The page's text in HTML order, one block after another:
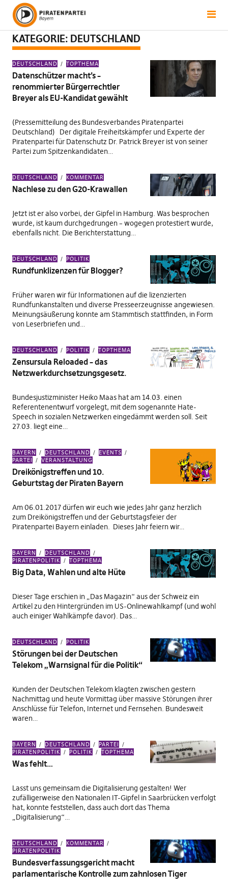
KATEGORIE: DEUTSCHLAND
DEUTSCHLAND TOPTHEMA
Datenschützer macht’s –
renommierter Bürgerrechtler
Breyer als EU-Kandidat gewählt
(Pressemitteilung des Bundesverbandes Piratenpartei
Deutschland) Der digitale Freiheitskämpfer und Experte der
Piratenpartei für Datenschutz Dr. Patrick Breyer ist von seiner
Partei zum Spitzenkandidaten…
DEUTSCHLAND KOMMENTAR
Nachlese zu den G20-Krawallen
Jetzt ist er also vorbei, der Gipfel in Hamburg. Was besprochen
wurde, ist kaum durchgedrungen – wogegen protestiert wurde,
ebenfalls nicht. Die Berichterstattung…
DEUTSCHLAND POLITIK
Rundfunklizenzen für Blogger?
Früher waren wir für Informationen auf die lizenzierten
Rundfunkanstalten und diverse Presseerzeugnisse angewiesen.
Meinungsäußerung konnte am Stammtisch stattfinden, in Form
von Leserbriefen und…
DEUTSCHLAND POLITIK TOPTHEMA
Zensursula Reloaded – das
Netzwerkdurchsetzungsgesetz.
Bundesjustizminister Heiko Maas hat am 14.03. einen
Referentenentwurf vorgelegt, mit dem sogenannte Hate-
Speech in sozialen Netzwerken eingedämmt werden soll. Seit
27.03. liegt eine…
BAYERN DEUTSCHLAND
EVENTS
PARTEI
VERANSTALTUNG
Dreikönigstreffen und 10.
Geburtstag der Piraten Bayern
Am 06.01.2017 dürfen wir euch wie jedes Jahr ganz herzlich
zum Dreikönigstreffen und der Geburtstagsfeier der
Piratenpartei Bayern einladen. Dieses Jahr feiern wir…
BAYERN
DEUTSCHLAND
PIRATENPOLITIK
TOPTHEMA
Big Data, Wahlen und alte Hüte
Dieser Tage erschien in „Das Magazin“ aus der Schweiz ein
Artikel zu den Hintergründen im US-Onlinewahlkampf (und wohl
auch einiger Wahlkämpfe davor). Das…
DEUTSCHLAND POLITIK
Störungen bei der Deutschen
Telekom „Warnsignal für die Politik“
Kunden der Deutschen Telekom klagten zwischen gestern
Nachmittag und heute Vormittag über massive Störungen ihrer
Anschlüsse für Telefon, Internet und Fernsehen. Bundesweit
waren…
BAYERN DEUTSCHLAND
PARTEI
PIRATENPOLITIK
POLITIK TOPTHEMA
Was fehlt…
Lasst uns gemeinsam die Digitalisierung gestalten! Wer
zufälligerweise den Nationalen IT-Gipfel in Saarbrücken verfolgt
hat, konnte feststellen, dass auch dort das Thema
„Digitalisierung“…
DEUTSCHLAND
KOMMENTAR
PIRATENPOLITIK
Bundesverfassungsgericht macht
parlamentarische Kontrolle zum zahnlosen Tiger